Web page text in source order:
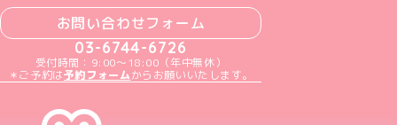
お問い合わせフォーム
03-6744-6726
受付時間：9:00～18:00（年中無休）
＊ご予約は予約フォームからお願いいたします。